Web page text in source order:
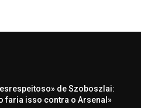
de Szoboszlai:
faria isso contra o Arsenal»